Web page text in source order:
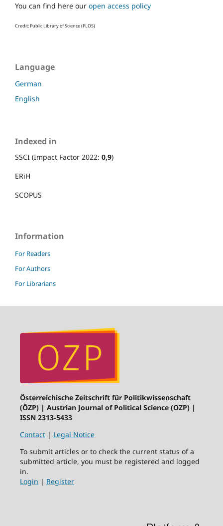
You can find here our open access policy
Credit: Public Library of Science (PLOS)
Language
German
English
Indexed in
SSCI (Impact Factor 2022: 0,9)
ERiH
SCOPUS
Information
For Readers
For Authors
For Librarians
Österreichische Zeitschrift für Politikwissenschaft
(ÖZP) | Austrian Journal of Political Science (OZP) |
ISSN 2313-5433
Contact| Legal Notice
To submit articles or to check the current status of a
submitted article, you must be registered and logged
in.
Login | Register